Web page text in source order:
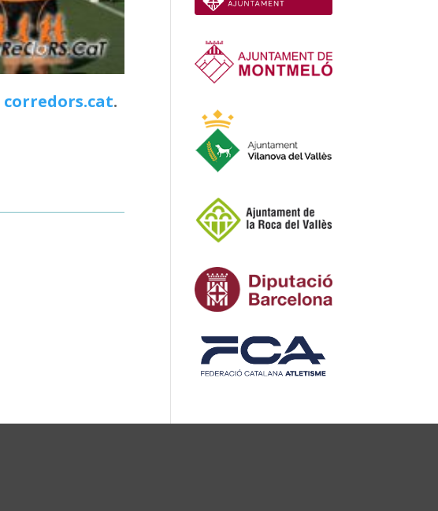
corredors.cat.